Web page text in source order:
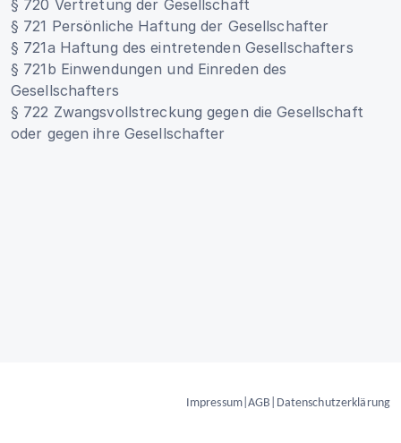
§ 720 Vertretung der Gesellschaft
§ 721 Persönliche Haftung der Gesellschafter
§ 721a Haftung des eintretenden Gesellschafters
§ 721b Einwendungen und Einreden des
Gesellschafters
§ 722 Zwangsvollstreckung gegen die Gesellschaft
oder gegen ihre Gesellschafter
Impressum|AGB Datenschutzerklärung